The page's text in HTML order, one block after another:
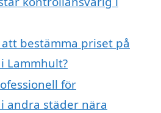
bestämma priset på
Lammhult?
för
andra städer nära